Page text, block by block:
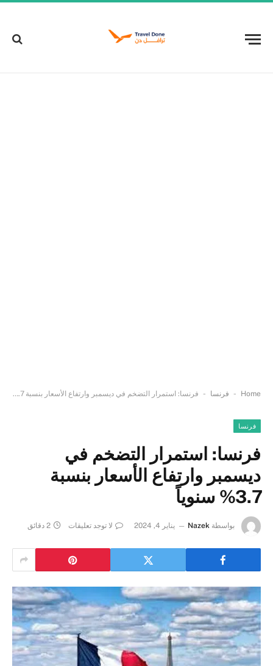
Home
- فرنسا - فرنسا: استمرار التضخم في ديسمبر وارتفاع الأسعار بنسبة 3.7% سنوياً
فرنسا
فرنسا: استمرار التضخم في
ديسمبر وارتفاع الأسعار بنسبة
3.7% سنوياً
بواسطة Nazek يناير 4, 2024 لا توجد تعليقات 2 دقائق